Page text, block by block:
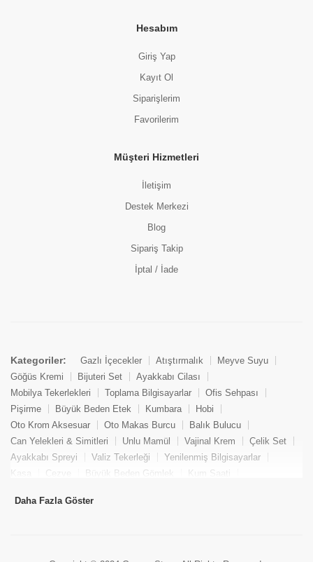
Hesabım
Giriş Yap
Kayıt Ol
Siparişlerim
Favorilerim
Müşteri Hizmetleri
İletişim
Destek Merkezi
Blog
Sipariş Takip
İptal / İade
Kategoriler: Gazlı İçecekler Atıştırmalık
Meyve Suyu
Göğüs Kremi
Bijuteri Set
Ayakkabı Cilası
Mobilya Tekerlekleri
Toplama Bilgisayarlar
Ofis Sehpası
Pişirme
Büyük Beden Etek Kumbara
Hobi
Oto Krom Aksesuar
Oto Makas Burcu
Balık Bulucu
Can Yelekleri & Simitleri
Unlu Mamül Vajinal Krem
Çelik Set
Ayakkabı Spreyi
Valiz Tekerleği
Yenilenmiş Bilgisayarlar
Kasa
Cezve Büyük Beden Gömlek
Kum Saati
Tekne Bağlama & Demirleme
Daha Fazla Göster